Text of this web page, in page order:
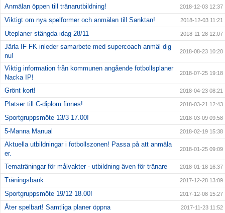
Anmälan öppen till tränarutbildning! 2018-12-03 12:37
Viktigt om nya spelformer och anmälan till Sanktan! 2018-12-03 11:21
Uteplaner stängda idag 28/11 2018-11-28 12:07
Järla IF FK inleder samarbete med supercoach anmäl dig
nu!
2018-08-23 10:20
Viktig information från kommunen angående fotbollsplaner
Nacka IP!
2018-07-25 19:18
Grönt kort! 2018-04-23 08:21
Platser till C-diplom finnes! 2018-03-21 12:43
Sportgruppsmöte 13/3 17.00! 2018-03-09 09:58
5-Manna Manual 2018-02-19 15:38
Aktuella utbildningar i fotbollszonen! Passa på att anmäla
er.
2018-01-25 09:09
Tematräningar för målvakter - utbildning även för tränare 2018-01-18 16:37
Träningsbank 2017-12-28 13:09
Sportgruppsmöte 19/12 18.00! 2017-12-08 15:27
Åter spelbart! Samtliga planer öppna 2017-11-23 11:52